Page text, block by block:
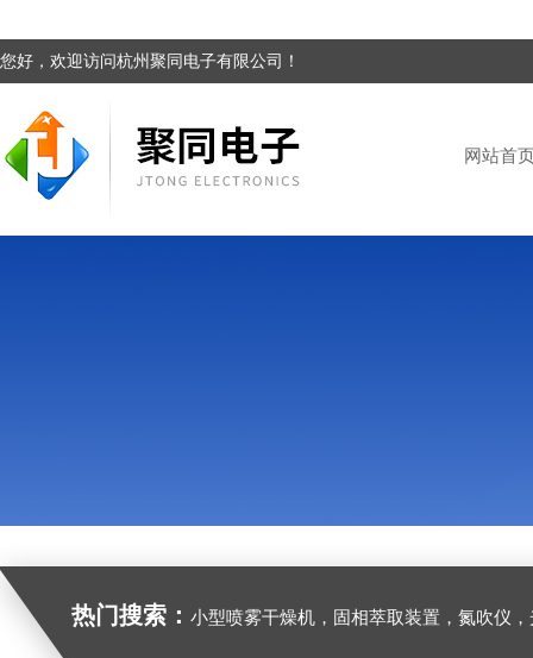
您好，欢迎访问杭州聚同电子有限公司！
网站首
热门搜索： 小型喷雾干燥机，固相萃取装置，氮吹仪，光化学反应仪，低温恒温槽，超声波细胞